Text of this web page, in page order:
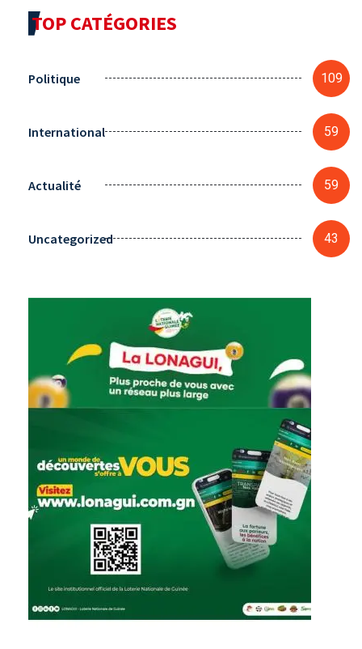
TOP CATÉGORIES
Politique 109
International 59
Actualité 59
Uncategorized 43